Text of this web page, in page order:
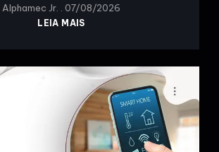
Alphamec Jr. 07/08/2026
LEIA MAIS